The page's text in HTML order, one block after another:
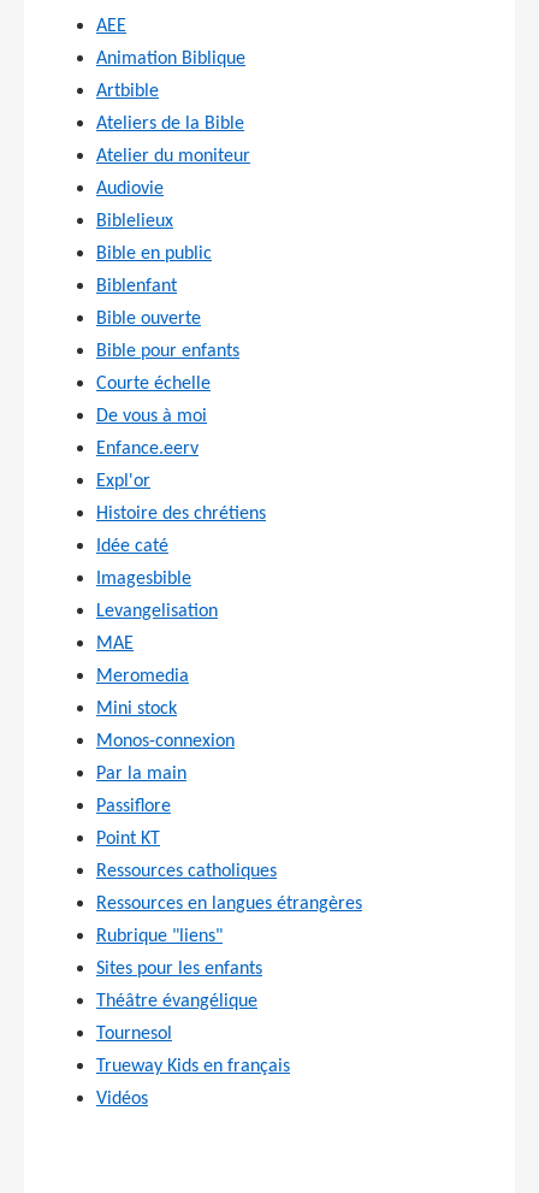
AEE
Animation Biblique
Artbible
Ateliers de la Bible
Atelier du moniteur
Audiovie
Biblelieux
Bible en public
Biblenfant
Bible ouverte
Bible pour enfants
Courte échelle
De vous à moi
Enfance.eerv
Expl'or
Histoire des chrétiens
Idée caté
Imagesbible
Levangelisation
MAE
Meromedia
Mini stock
Monos-connexion
Par la main
Passiflore
Point KT
Ressources catholiques
Ressources en langues étrangères
Rubrique "liens"
Sites pour les enfants
Théâtre évangélique
Tournesol
Trueway Kids en français
Vidéos